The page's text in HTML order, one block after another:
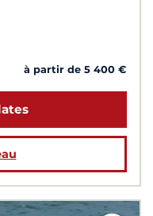
à partir de 5 400 €